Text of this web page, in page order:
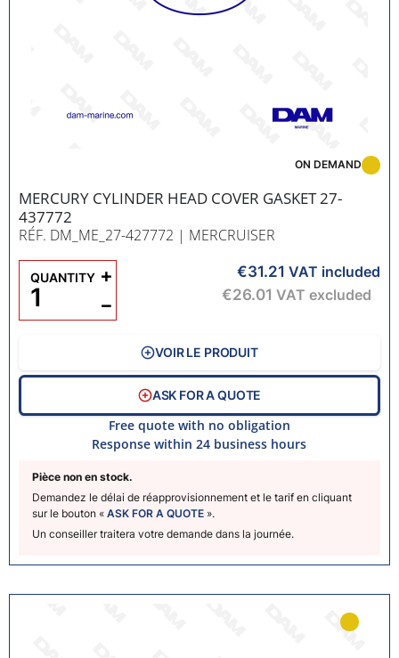
MERCURY CYLINDER HEAD COVER GASKET 27-
437772
RÉF. DM_ME_27-427772 | MERCRUISER
Pièce non en stock.
Demandez le délai de réapprovisionnement et le tarif en cliquant
sur le bouton « ASK FOR A QUOTE ».
Un conseiller traitera votre demande dans la journée.
ON DEMAND
€31.21 VAT included
€26.01 VAT excluded
QUANTITY
−
+
VOIR LE PRODUIT
ASK FOR A QUOTE
Free quote with no obligation
Response within 24 business hours